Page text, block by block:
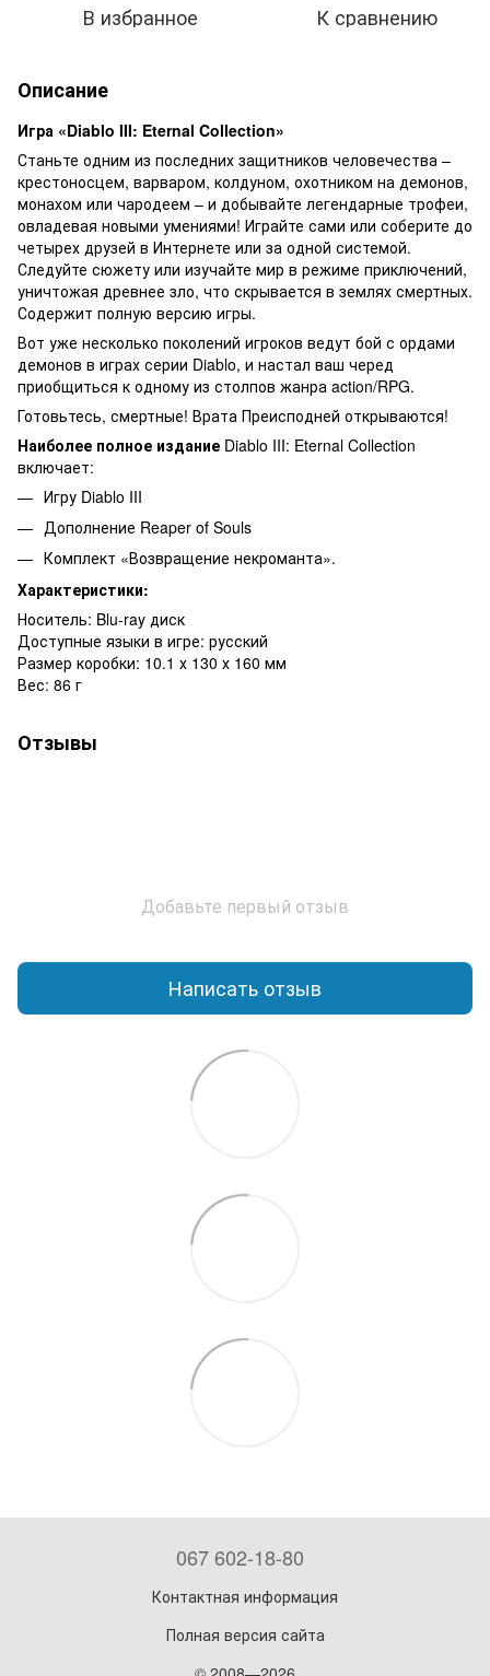
В избранное К сравнению
Описание
Игра «Diablo III: Eternal Collection»
Станьте одним из последних защитников человечества –
крестоносцем, варваром, колдуном, охотником на демонов,
монахом или чародеем – и добывайте легендарные трофеи,
овладевая новыми умениями! Играйте сами или соберите до
четырех друзей в Интернете или за одной системой.
Следуйте сюжету или изучайте мир в режиме приключений,
уничтожая древнее зло, что скрывается в землях смертных.
Содержит полную версию игры.
Вот уже несколько поколений игроков ведут бой с ордами
демонов в играх серии Diablo, и настал ваш черед
приобщиться к одному из столпов жанра action/RPG.
Готовьтесь, смертные! Врата Преисподней открываются!
Наиболее полное издание Diablo III: Eternal Collection
включает:
Игру Diablo III
Дополнение Reaper of Souls
Комплект «Возвращение некроманта».
Характеристики:
Носитель: Blu-ray диск
Доступные языки в игре: русский
Размер коробки: 10.1 х 130 х 160 мм
Вес: 86 г
Отзывы
Добавьте первый отзыв
Написать отзыв
067 602-18-80
Контактная информация
Полная версия сайта